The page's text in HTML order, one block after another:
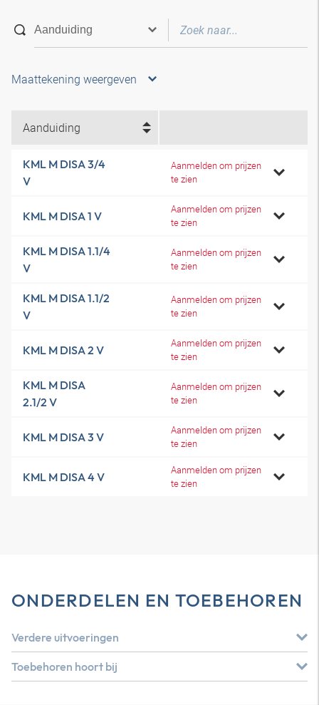
Maattekening weergeven
Aanduiding
KML M DISA 3/4
V
Aanmelden om prijzen
te zien
KML M DISA 1 V
Aanmelden om prijzen
te zien
KML M DISA 1.1/4
V
Aanmelden om prijzen
te zien
KML M DISA 1.1/2
V
Aanmelden om prijzen
te zien
KML M DISA 2 V
Aanmelden om prijzen
te zien
KML M DISA
2.1/2 V
Aanmelden om prijzen
te zien
KML M DISA 3 V
Aanmelden om prijzen
te zien
KML M DISA 4 V
Aanmelden om prijzen
te zien
ONDERDELEN EN TOEBEHOREN
Verdere uitvoeringen
Toebehoren hoort bij